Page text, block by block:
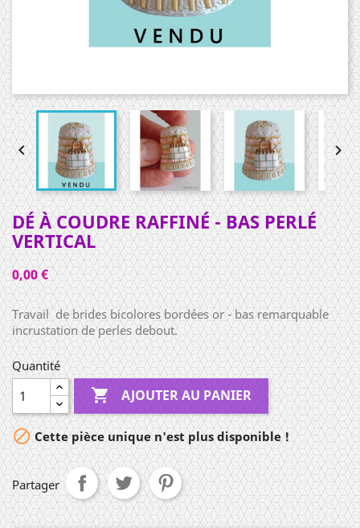
 
DÉ À COUDRE RAFFINÉ - BAS PERLÉ
VERTICAL
0,00 €
Travail de brides bicolores bordées or - bas remarquable
incrustation de perles debout.
Quantité
 AJOUTER AU PANIER
Cette pièce unique n'est plus disponible !
Partager